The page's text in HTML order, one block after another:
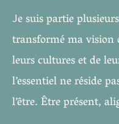
Je suis partie
transformé ma vision
leurs cultures et de
l’essentiel ne réside
l’être. Être présent,